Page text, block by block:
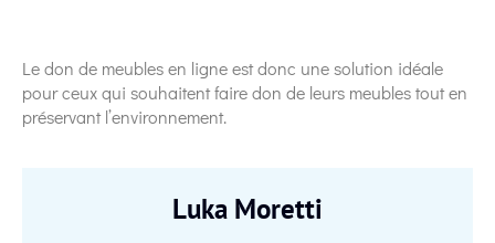
Le don de meubles en ligne est donc une solution idéale
pour ceux qui souhaitent faire don de leurs meubles tout en
préservant l’environnement.
Luka Moretti